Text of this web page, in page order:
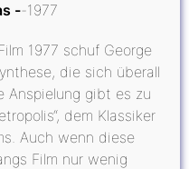
1977
1977 schuf George
die sich überall
Anspielung gibt es zu
dem Klassiker
Auch wenn diese
Film nur wenig